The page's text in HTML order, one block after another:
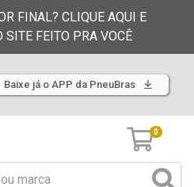
FINAL? CLIQUE AQUI E
SITE FEITO PRA VOCÊ
Baixe já o APP da PneuBras
0